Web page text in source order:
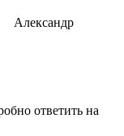
Александр
ответить на